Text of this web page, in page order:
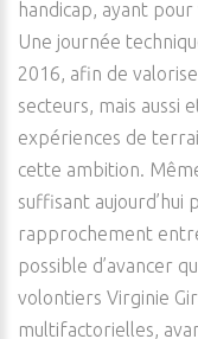
handicap, ayant
Une journée
2016, afin de
secteurs, mais aussi
expériences de
cette ambition.
suffisant aujourd’hui
rapprochement
possible d’avancer
volontiers Virginie
multifactorielles,